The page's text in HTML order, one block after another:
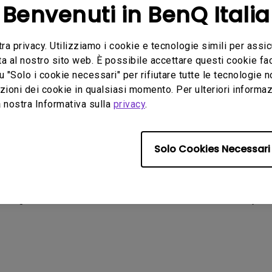
Benvenuti in BenQ Italia
privacy. Utilizziamo i cookie e tecnologie simili per
al nostro sito web. È possibile accettare questi cookie
"Solo i cookie necessari" per rifiutare tutte le tecnologie
dei cookie in qualsiasi momento. Per ulteriori
nostra Informativa sulla privacy.
Solo Cookies Necessari
la modalità M-Book replica con precisione le
estetico del monitor, mentre la regolazione in altezza
e alimentazione, oltre al collegamento daisy chain tra due
ai designer di visualizzare e controllare due PC, Mac o
USB e video.
dall’Hotkey Puck G2 di seconda generazione,
e uno a ruota per consentire agli utenti di assegnarli alle
all'altra o una piccola rotazione del pulsante a ruota per
sessioni di lavoro, il PD3220U è dotato del sistema